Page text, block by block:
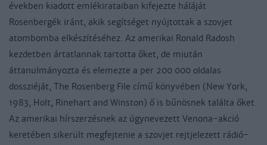
években kiadott emlékirataiban kifejezte háláját
Rosenbergék iránt, akik segítséget nyújtottak a szovjet
atombomba elkészítéséhez. Az amerikai Ronald Radosh
kezdetben ártatlannak tartotta őket, de miután
áttanulmányozta és elemezte a per 200 000 oldalas
dossziéját, The Rosenberg File című könyvében (New York,
1983, Holt, Rinehart and Winston) ő is bűnösnek találta őket.
Az amerikai hírszerzésnek az úgynevezett Venona-akció
keretében sikerült megfejtenie a szovjet rejtjelezett rádió-